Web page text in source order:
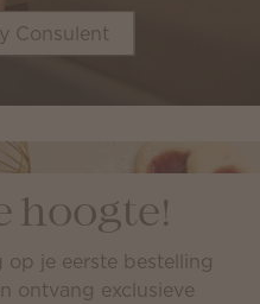
Consulent
hoogte!
je eerste bestelling
ontvang exclusieve